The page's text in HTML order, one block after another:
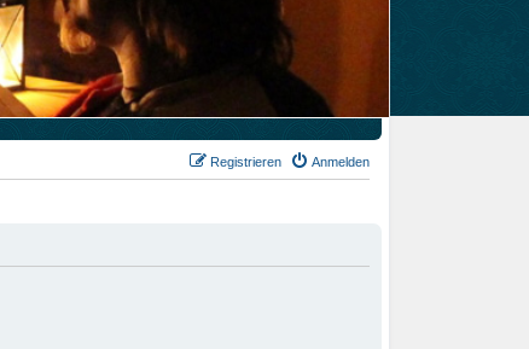
Anmelden
Registrieren